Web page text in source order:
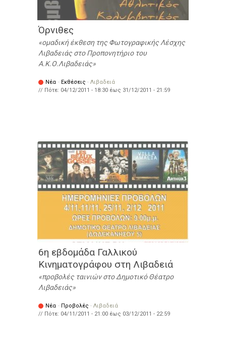
Όρνιθες
ομαδική έκθεση της Φωτογραφικής Λέσχης
Λιβαδειάς στο Προπονητήριο του
Α.Κ.Ο.Λιβαδειάς
Νέα · Εκθέσεις · Λιβαδειά
// Πότε: 04/12/2011 - 18:30 έως 31/12/2011 - 21:59
6η εβδομάδα Γαλλικού
Κινηματογράφου στη Λιβαδειά
προβολές ταινιών στο Δημοτικό Θέατρο
Λιβαδειάς
Νέα · Προβολές · Λιβαδειά
// Πότε: 04/11/2011 - 21:00 έως 03/12/2011 - 22:59